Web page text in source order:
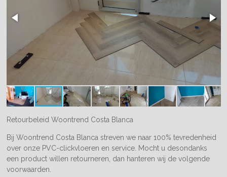
Retourbeleid Woontrend Costa Blanca
Bij Woontrend Costa Blanca streven we naar 100% tevredenheid
over onze PVC-clickvloeren en service. Mocht u desondanks
een product willen retourneren, dan hanteren wij de volgende
voorwaarden.